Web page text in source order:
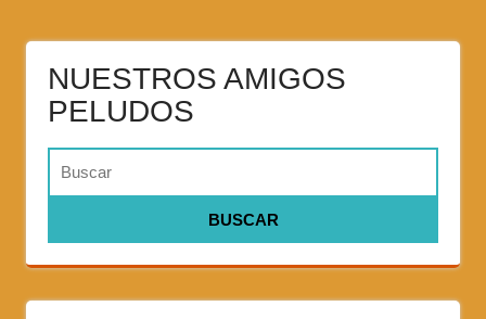
NUESTROS AMIGOS
PELUDOS